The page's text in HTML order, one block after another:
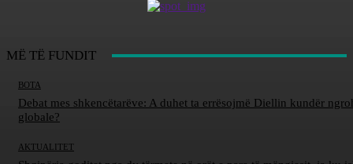
MË TË FUNDIT
BOTA
Debat mes shkencëtarëve: A duhet ta errësojmë Diellin kundër
globale?
AKTUALITET